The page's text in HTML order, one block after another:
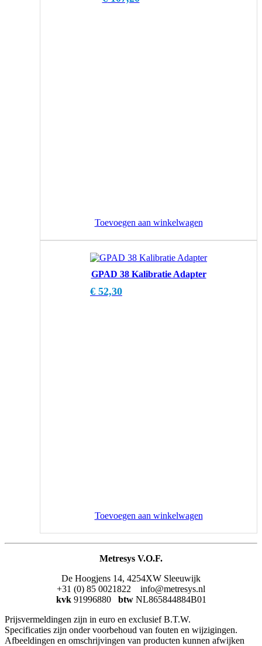
Toevoegen aan winkelwagen
GPAD 38 Kalibratie Adapter
€ 52,30
Toevoegen aan winkelwagen
Metresys V.O.F.
De Hoogjens 14, 4254XW Sleeuwijk
+31 (0) 85 0021822 info@metresys.nl
kvk 91996880 btw NL865844884B01
Prijsvermeldingen zijn in euro en exclusief B.T.W.
Specificaties zijn onder voorbehoud van fouten en wijzigingen.
Afbeeldingen en omschrijvingen van producten kunnen afwijken